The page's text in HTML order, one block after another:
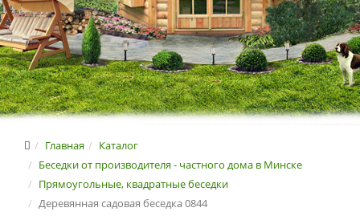
Главная
Каталог
Беседки от производителя - частного дома в Минске
Прямоугольные, квадратные беседки
Деревянная садовая беседка 0844